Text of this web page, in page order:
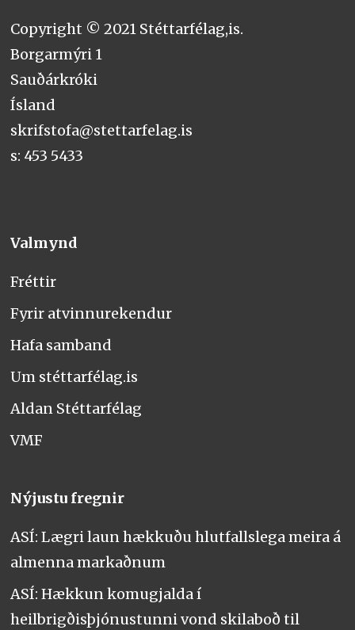
Copyright © 2021 Stéttarfélag,is.
Borgarmýri 1
Sauðárkróki
Ísland
skrifstofa@stettarfelag.is
s: 453 5433
Valmynd
Fréttir
Fyrir atvinnurekendur
Hafa samband
Um stéttarfélag.is
Aldan Stéttarfélag
VMF
Nýjustu fregnir
ASÍ: Lægri laun hækkuðu hlutfallslega meira á
almenna markaðnum
ASÍ: Hækkun komugjalda í
heilbrigðisþjónustunni vond skilaboð til